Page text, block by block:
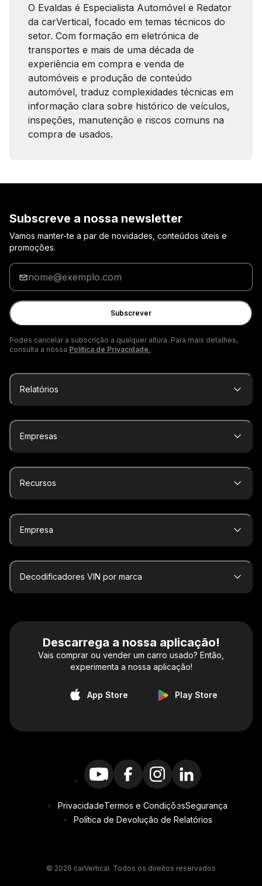
O Evaldas é Especialista Automóvel e Redator
da carVertical, focado em temas técnicos do
setor. Com formação em eletrónica de
transportes e mais de uma década de
experiência em compra e venda de
automóveis e produção de conteúdo
automóvel, traduz complexidades técnicas em
informação clara sobre histórico de veículos,
inspeções, manutenção e riscos comuns na
compra de usados.
Subscreve a nossa newsletter
Vamos manter-te a par de novidades, conteúdos úteis e
promoções.
Insira
seu
email
Subscrever
Podes cancelar a subscrição a qualquer altura. Para mais detalhes,
consulta a nossa Política de Privacidade.
Relatórios
Empresas
Recursos
Empresa
Decodificadores VIN por marca
Descarrega a nossa aplicação!
Vais comprar ou vender um carro usado? Então,
experimenta a nossa aplicação!
App Store Play Store
PrivacidadeTermos e CondiçõesSegurança
Política de Devolução de Relatórios
© 2026 carVertical. Todos os direitos reservados